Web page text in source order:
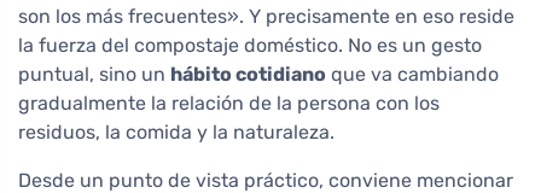
son los más frecuentes». Y precisamente en eso reside
la fuerza del compostaje doméstico. No es un gesto
puntual, sino un hábito cotidiano que va cambiando
gradualmente la relación de la persona con los
residuos, la comida y la naturaleza.
Desde un punto de vista práctico, conviene mencionar